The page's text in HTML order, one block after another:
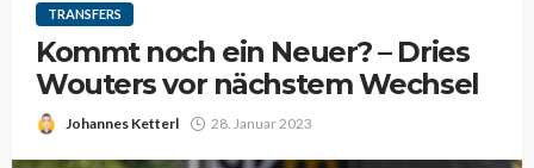
TRANSFERS
Kommt noch ein Neuer? – Dries
Wouters vor nächstem Wechsel
Johannes Ketterl 28. Januar 2023